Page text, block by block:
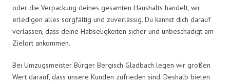
oder die Verpackung deines gesamten Haushalts handelt, wir
erledigen alles sorgfältig und zuverlässig. Du kannst dich darauf
verlassen, dass deine Habseligkeiten sicher und unbeschädigt am
Zielort ankommen.
Bei Umzugsmeister Bürger Bergisch Gladbach legen wir großen
Wert darauf, dass unsere Kunden zufrieden sind. Deshalb bieten